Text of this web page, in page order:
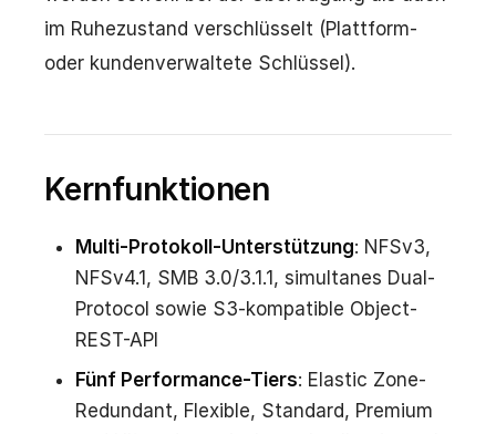
im Ruhezustand verschlüsselt (Plattform-
oder kundenverwaltete Schlüssel).
Kernfunktionen
Multi-Protokoll-Unterstützung: NFSv3,
NFSv4.1, SMB 3.0/3.1.1, simultanes Dual-
Protocol sowie S3-kompatible Object-
REST-API
Fünf Performance-Tiers: Elastic Zone-
Redundant, Flexible, Standard, Premium